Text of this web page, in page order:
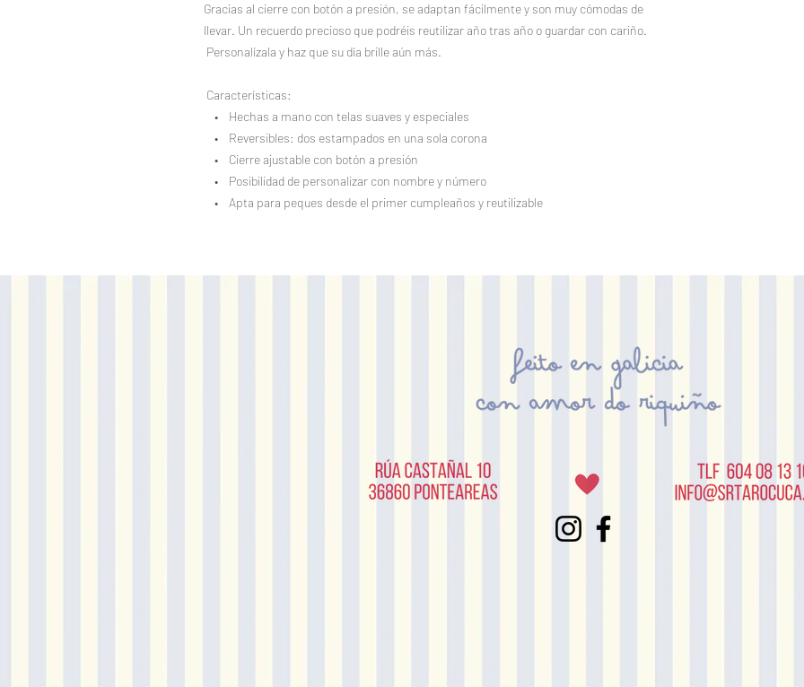
Gracias al cierre con botón a presión, se adaptan fácilmente y son muy cómodas de
llevar. Un recuerdo precioso que podréis reutilizar año tras año o guardar con cariño.
Personalízala y haz que su día brille aún más.
Características:
• Hechas a mano con telas suaves y especiales
• Reversibles: dos estampados en una sola corona
• Cierre ajustable con botón a presión
• Posibilidad de personalizar con nombre y número
• Apta para peques desde el primer cumpleaños y reutilizable